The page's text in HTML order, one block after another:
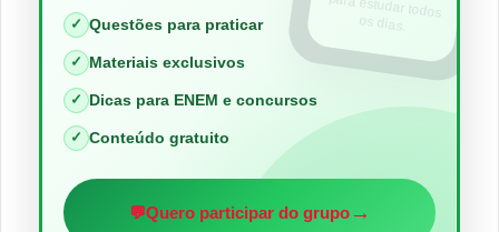
✓ Questões para praticar
✓ Materiais exclusivos
✓ Dicas para ENEM e concursos
✓ Conteúdo gratuito
💬Quero participar do grupo→
os dias.